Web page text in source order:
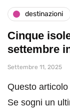
destinazioni
Cinque
settembre
Settembre 11, 2025
Questo
Se sogni un